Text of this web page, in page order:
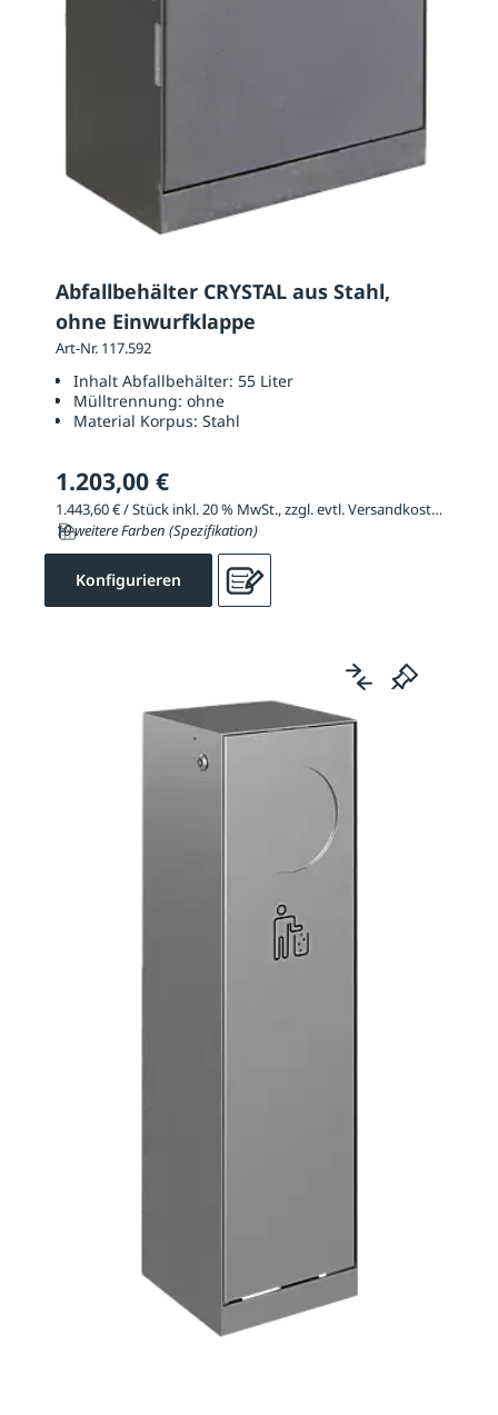
Abfallbehälter CRYSTAL aus Stahl,
ohne Einwurfklappe
Art-Nr. 117.592
Inhalt Abfallbehälter: 55 Liter
Mülltrennung: ohne
Material Korpus: Stahl
1.203,00 €
1.443,60 € / Stück inkl. 20 % MwSt., zzgl. evtl. Versandkosten
10 weitere Farben (Spezifikation)
Konfigurieren